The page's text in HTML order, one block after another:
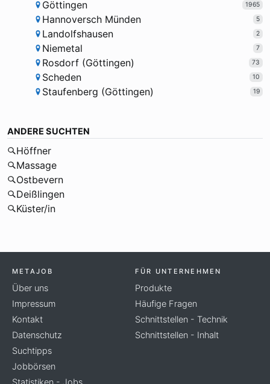
Göttingen 1965
Hannoversch Münden 5
Landolfshausen 2
Niemetal 7
Rosdorf (Göttingen) 73
Scheden 10
Staufenberg (Göttingen) 19
ANDERE SUCHTEN
Höffner
Massage
Ostbevern
Deißlingen
Küster/in
METAJOB
Über uns
Impressum
Kontakt
Datenschutz
Suchtipps
Jobbörsen
FÜR UNTERNEHMEN
Produkte
Häufige Fragen
Schnittstellen - Technik
Schnittstellen - Inhalt